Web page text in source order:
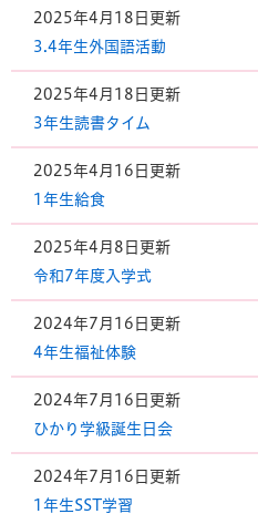
2025年4月18日更新
3.4年生外国語活動
2025年4月18日更新
3年生読書タイム
2025年4月16日更新
1年生給食
2025年4月8日更新
令和7年度入学式
2024年7月16日更新
4年生福祉体験
2024年7月16日更新
ひかり学級誕生日会
2024年7月16日更新
1年生SST学習